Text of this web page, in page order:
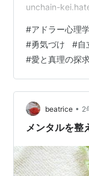
unchain-
が間違っていな
「仏陀の教え」
ですが〜、、、
ラー心理学は本
『老子』『アド
いん…
#アドラー心理
#勇気づけ #自
#愛と真理の探
beatrice • 2
メンタルを整